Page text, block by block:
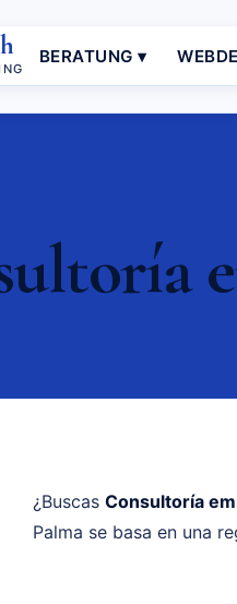
BERATUNG ▾
¿Buscas Consultoría
Palma se basa en una